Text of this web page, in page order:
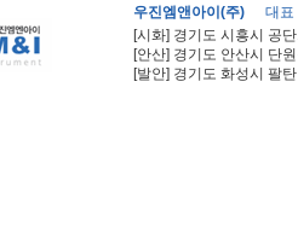
우진엠앤아이(주)
대표
[시화] 경기도 시흥시 공
[안산] 경기도 안산시 단
[발안] 경기도 화성시 팔